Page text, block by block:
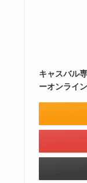
キャスバル
ーオンライ